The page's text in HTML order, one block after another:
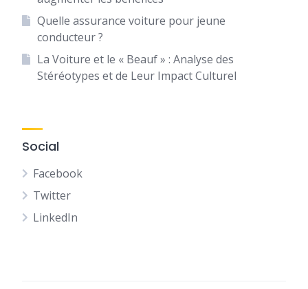
Quelle assurance voiture pour jeune
conducteur ?
La Voiture et le « Beauf » : Analyse des
Stéréotypes et de Leur Impact Culturel
Social
Facebook
Twitter
LinkedIn